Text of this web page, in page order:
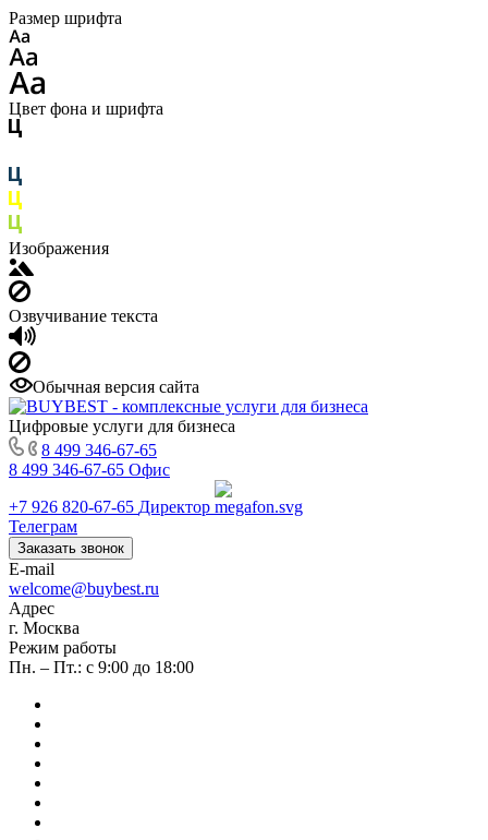
Размер шрифта
Цвет фона и шрифта
Изображения
Озвучивание текста
Обычная версия сайта
Цифровые услуги для бизнеса
8 499 346-67-65
8 499 346-67-65 Офис
+7 926 820-67-65 Директор
Телеграм
Заказать звонок
E-mail
welcome@buybest.ru
Адрес
г. Москва
Режим работы
Пн. – Пт.: с 9:00 до 18:00